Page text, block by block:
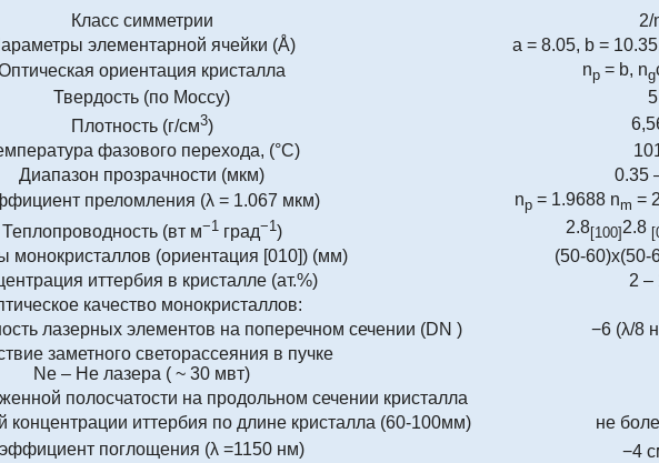
Класс симметрии
2/
элементарной ячейки (Å)
а = 8.05, b =
ориентация кристалла
np= b, ng
Твердость (по Моссу)
5
Плотность (г/см3)
фазового перехода, (°C)
Диапазон прозрачности (мкм)
0.35
преломления (λ = 1.067 мкм)
np = 1.9688 nm =
Теплопроводность (вт м−1град−1) 2.8[100]2.8
монокристаллов (ориентация [010]) (мм)
(50-60)х(50-
иттербия в кристалле (ат.%)
2 –
качество монокристаллов:
лазерных элементов на поперечном сечении (DN )
−6 (λ/8
заметного светорассеяния в пучке
Ne – He лазера ( ~ 30 мвт)
полосчатости на продольном сечении кристалла
концентрации иттербия по длине кристалла (60-100мм)
не
поглощения (λ =1150 нм)
−4